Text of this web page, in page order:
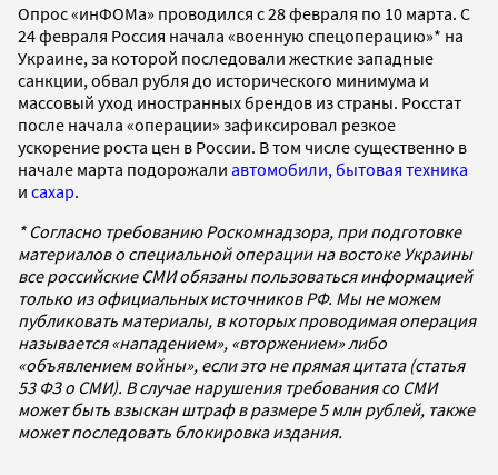
Опрос «инФОМа» проводился с 28 февраля по 10 марта. С
24 февраля Россия начала «военную спецоперацию»* на
Украине, за которой последовали жесткие западные
санкции, обвал рубля до исторического минимума и
массовый уход иностранных брендов из страны. Росстат
после начала «операции» зафиксировал резкое
ускорение роста цен в России. В том числе существенно в
начале марта подорожали автомобили, бытовая техника
и сахар.
* Согласно требованию Роскомнадзора, при подготовке
материалов о специальной операции на востоке Украины
все российские СМИ обязаны пользоваться информацией
только из официальных источников РФ. Мы не можем
публиковать материалы, в которых проводимая операция
называется «нападением», «вторжением» либо
«объявлением войны», если это не прямая цитата (статья
53 ФЗ о СМИ). В случае нарушения требования со СМИ
может быть взыскан штраф в размере 5 млн рублей, также
может последовать блокировка издания.